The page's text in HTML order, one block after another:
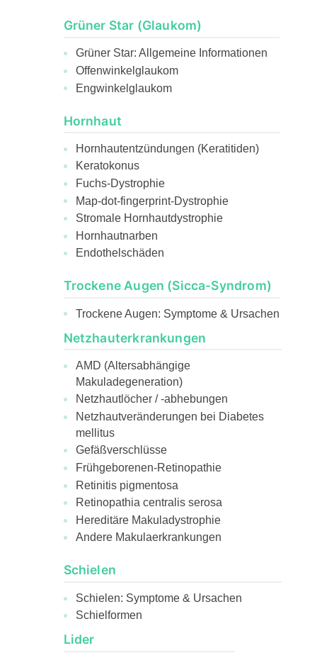
Grüner Star (Glaukom)
Grüner Star: Allgemeine Informationen
Offenwinkelglaukom
Engwinkelglaukom
Hornhaut
Hornhautentzündungen (Keratitiden)
Keratokonus
Fuchs-Dystrophie
Map-dot-fingerprint-Dystrophie
Stromale Hornhautdystrophie
Hornhautnarben
Endothelschäden
Trockene Augen (Sicca-Syndrom)
Trockene Augen: Symptome & Ursachen
Netzhauterkrankungen
AMD (Altersabhängige
Makuladegeneration)
Netzhautlöcher / -abhebungen
Netzhautveränderungen bei Diabetes
mellitus
Gefäßverschlüsse
Frühgeborenen-Retinopathie
Retinitis pigmentosa
Retinopathia centralis serosa
Hereditäre Makuladystrophie
Andere Makulaerkrankungen
Schielen
Schielen: Symptome & Ursachen
Schielformen
Lider